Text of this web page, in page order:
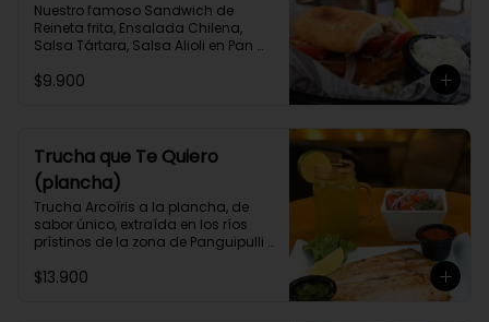
Nuestro famoso Sandwich de
Reineta frita, Ensalada Chilena,
Salsa Tártara, Salsa Alioli en Pan
Papas Fritas y salsa adicional de
$9.900
Trucha que Te Quiero
(plancha)
Trucha Arcoíris a la plancha, de
sabor único, extraída en los ríos
prístinos de la zona de Panguipulli
de tu guarnición y 2 salsas
$13.900